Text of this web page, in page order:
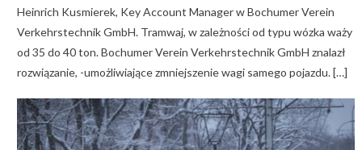
Heinrich Kusmierek, Key Account Manager w Bochumer Verein
Verkehrstechnik GmbH. Tramwaj, w zależności od typu wózka waży
od 35 do 40 ton. Bochumer Verein Verkehrstechnik GmbH znalazł
rozwiązanie, -umożliwiające zmniejszenie wagi samego pojazdu. […]